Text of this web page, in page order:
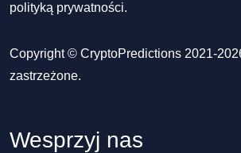
polityką prywatności.
Copyright © CryptoPredictions 2021-
zastrzeżone.
Wesprzyj nas